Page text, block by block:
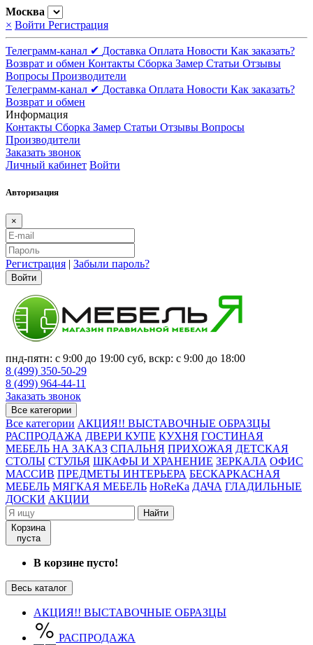
Москва
× Войти Регистрация
Телеграмм-канал ✔ Доставка Оплата Новости Как заказать?
Возврат и обмен Контакты Сборка Замер Статьи Отзывы
Вопросы Производители
Телеграмм-канал ✔ Доставка Оплата Новости Как заказать?
Возврат и обмен
Информация
Контакты Сборка Замер Статьи Отзывы Вопросы
Производители
Заказать звонок
Личный кабинет Войти
Авторизация
×
Регистрация | Забыли пароль?
Войти
пнд-пятн: с 9:00 до 19:00 суб, вскр: с 9:00 до 18:00
8 (499) 350-50-29
8 (499) 964-44-11
Заказать звонок
Все категории
Все категории АКЦИЯ!! ВЫСТАВОЧНЫЕ ОБРАЗЦЫ
РАСПРОДАЖА ДВЕРИ КУПЕ КУХНЯ ГОСТИНАЯ
МЕБЕЛЬ НА ЗАКАЗ СПАЛЬНЯ ПРИХОЖАЯ ДЕТСКАЯ
СТОЛЫ СТУЛЬЯ ШКАФЫ И ХРАНЕНИЕ ЗЕРКАЛА ОФИС
МАССИВ ПРЕДМЕТЫ ИНТЕРЬЕРА БЕСКАРКАСНАЯ
МЕБЕЛЬ МЯГКАЯ МЕБЕЛЬ HoReKa ДАЧА ГЛАДИЛЬНЫЕ
ДОСКИ АКЦИИ
Найти
Корзина
пуста
В корзине пусто!
Весь каталог
АКЦИЯ!! ВЫСТАВОЧНЫЕ ОБРАЗЦЫ
РАСПРОДАЖА